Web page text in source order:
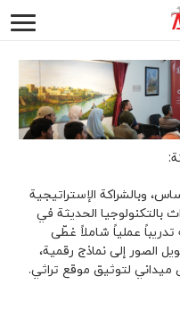
المدونات
وبالشراكة الإستراتيجية
الحديثة في
عملياً شاملاً غطّى
الصور إلى نماذج رقمية،
ميداني لتوثيق موقع تراثي.